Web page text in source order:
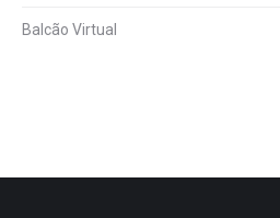
Balcão Virtual